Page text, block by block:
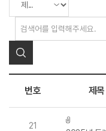
번호 제목
21